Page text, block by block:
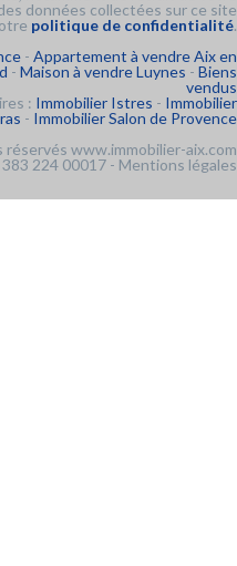
données collectées sur ce site
politique de confidentialité.
- Appartement à vendre Aix en
- Maison à vendre Luynes - Biens
vendus
: Immobilier Istres - Immobilier
- Immobilier Salon de Provence
réservés www.immobilier-aix.com
224 00017 - Mentions légales